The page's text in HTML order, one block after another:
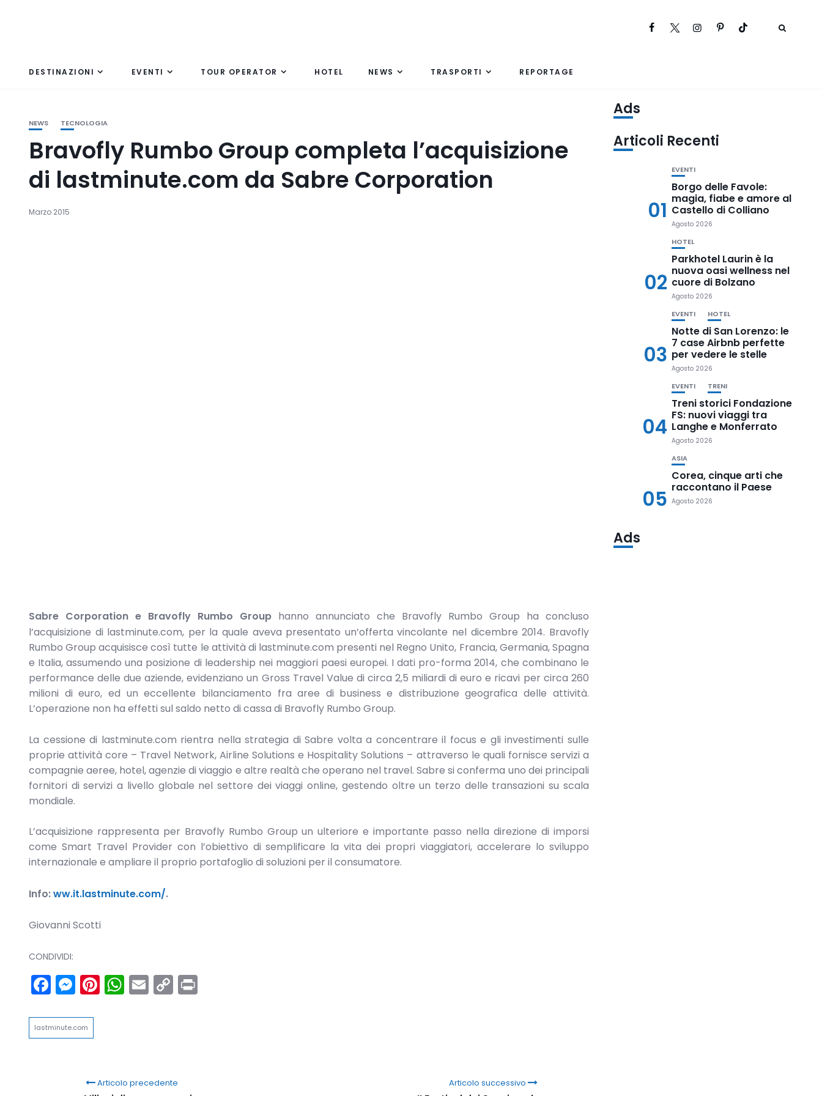
DESTINAZIONI EVENTI TOUR OPERATOR HOTEL NEWS TRASPORTI REPORTAGE
NEWS TECNOLOGIA
Bravofly Rumbo Group completa l’acquisizione
di lastminute.com da Sabre Corporation
Marzo 2015
Sabre Corporation e Bravofly Rumbo Grouphanno annunciato che Bravofly Rumbo Group ha concluso
l’acquisizione di lastminute.com, per la quale aveva presentato un’offerta vincolante nel dicembre 2014. Bravofly
Rumbo Group acquisisce così tutte le attività di lastminute.com presenti nel Regno Unito, Francia, Germania, Spagna
e Italia, assumendo una posizione di leadership nei maggiori paesi europei. I dati pro-forma 2014, che combinano le
performance delle due aziende, evidenziano un Gross Travel Value di circa 2,5 miliardi di euro e ricavi per circa 260
milioni di euro, ed un eccellente bilanciamento fra aree di business e distribuzione geografica delle attività.
L’operazione non ha effetti sul saldo netto di cassa di Bravofly Rumbo Group.
La cessione di lastminute.com rientra nella strategia di Sabre volta a concentrare il focus e gli investimenti sulle
proprie attività core – Travel Network, Airline Solutions e Hospitality Solutions – attraverso le quali fornisce servizi a
compagnie aeree, hotel, agenzie di viaggio e altre realtà che operano nel travel. Sabre si conferma uno dei principali
fornitori di servizi a livello globale nel settore dei viaggi online, gestendo oltre un terzo delle transazioni su scala
mondiale.
L’acquisizione rappresenta per Bravofly Rumbo Group un ulteriore e importante passo nella direzione di imporsi
come Smart Travel Provider con l’obiettivo di semplificare la vita dei propri viaggiatori, accelerare lo sviluppo
internazionale e ampliare il proprio portafoglio di soluzioni per il consumatore.
Info:ww.it.lastminute.com/.
Giovanni Scotti
CONDIVIDI:
Facebook
Messenger
Pinterest
WhatsApp
Email
Copy
Link
lastminute.com
Articolo precedente Articolo successivo
Ads
Articoli Recenti
01
EVENTI
Borgo delle Favole:
magia, fiabe e amore al
Castello di Colliano
Agosto 2026
02
HOTEL
Parkhotel Laurin è la
nuova oasi wellness nel
cuore di Bolzano
Agosto 2026
03
EVENTI HOTEL
Notte di San Lorenzo: le
7 case Airbnb perfette
per vedere le stelle
Agosto 2026
04
EVENTI TRENI
Treni storici Fondazione
FS: nuovi viaggi tra
Langhe e Monferrato
Agosto 2026
05
ASIA
Corea, cinque arti che
raccontano il Paese
Agosto 2026
Ads